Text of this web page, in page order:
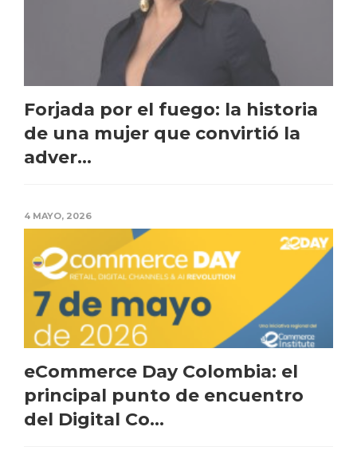
Forjada por el fuego: la historia
de una mujer que convirtió la
adver...
4 MAYO, 2026
eCommerce Day Colombia: el
principal punto de encuentro
del Digital Co...